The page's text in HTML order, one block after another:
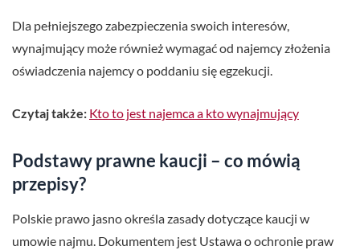
Dla pełniejszego zabezpieczenia swoich interesów,
wynajmujący może również wymagać od najemcy złożenia
oświadczenia najemcy o poddaniu się egzekucji.
Czytaj także: Kto to jest najemca a kto wynajmujący
Podstawy prawne kaucji – co mówią
przepisy?
Polskie prawo jasno określa zasady dotyczące kaucji w
umowie najmu. Dokumentem jest Ustawa o ochronie praw